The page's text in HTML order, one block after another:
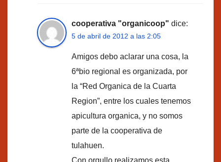
cooperativa "organicoop" dice:
5 de abril de 2012 a las 2:05
Amigos debo aclarar una cosa, la
6ªbio regional es organizada, por
la “Red Organica de la Cuarta
Region”, entre los cuales tenemos
apicultura organica, y no somos
parte de la cooperativa de
tulahuen.